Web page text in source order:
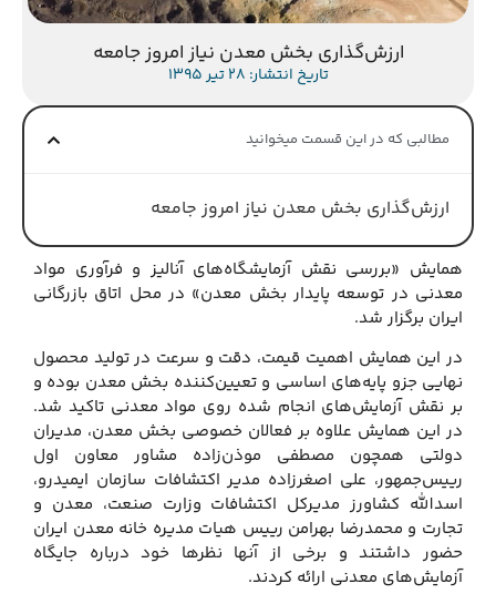
ارزش‌گذاری بخش معدن نیاز امروز جامعه
تاریخ انتشار: 28 تیر 1395
مطالبی که در این قسمت میخوانید
ارزش‌گذاری بخش معدن نیاز امروز جامعه
همایش «بررسی نقش آزمایشگاه‌های آنالیز و فرآوری مواد
معدنی در توسعه پایدار بخش معدن» در محل اتاق بازرگانی
ایران برگزار شد.
در این همایش اهمیت قیمت، دقت و سرعت در تولید محصول
نهایی جزو پایه‌های اساسی و تعیین‌کننده بخش معدن بوده و
بر نقش آزمایش‌های انجام شده روی مواد معدنی تاکید شد.
در این همایش علاوه بر فعالان خصوصی بخش معدن، مدیران
دولتی همچون مصطفی موذن‌زاده مشاور معاون اول
رییس‌جمهور، علی اصغرزاده مدیر اکتشافات سازمان ایمیدرو،
اسدالله کشاورز مدیرکل اکتشافات وزارت صنعت، معدن و
تجارت و محمدرضا بهرامن رییس هیات مدیره خانه معدن ایران
حضور داشتند و برخی از آنها نظرها خود درباره جایگاه
آزمایش‌های معدنی ارائه کردند.